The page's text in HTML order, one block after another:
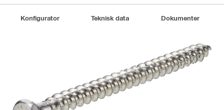
Konfigurator Teknisk data Dokumenter